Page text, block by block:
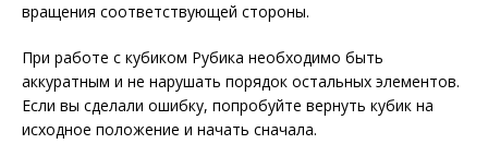
вращения соответствующей стороны.
При работе с кубиком Рубика необходимо быть
аккуратным и не нарушать порядок остальных элементов.
Если вы сделали ошибку, попробуйте вернуть кубик на
исходное положение и начать сначала.